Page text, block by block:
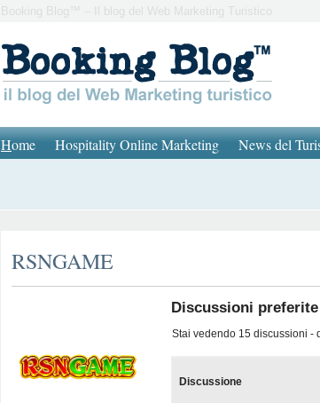
Booking Blog™ – Il blog del Web Marketing Turistico
Home Hospitality Online Marketing News del
RSNGAME
Discussioni preferite
Stai vedendo 15 discussioni -
Discussione